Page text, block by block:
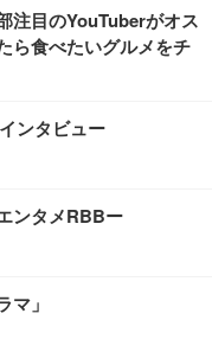
注目のYouTuberがオス
ら食べたいグルメをチ
ンタビュー
ンタメRBBー
」